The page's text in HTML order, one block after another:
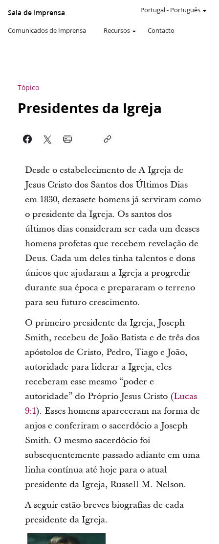
Sala de Imprensa
Comunicados de Imprensa Recursos Contacto
Portugal- Português
Tópico
Presidentes da Igreja
Desde o estabelecimento de A Igreja de
Jesus Cristo dos Santos dos Últimos Dias
em 1830, dezasete homens já serviram como
o presidente da Igreja. Os santos dos
últimos dias consideram ser cada um desses
homens profetas que recebem revelação de
Deus. Cada um deles tinha talentos e dons
únicos que ajudaram a Igreja a progredir
durante sua época e prepararam o terreno
para seu futuro crescimento.
O primeiro presidente da Igreja, Joseph
Smith, recebeu de João Batista e de três dos
apóstolos de Cristo, Pedro, Tiago e João,
autoridade para liderar a Igreja, eles
receberam esse mesmo “poder e
autoridade” do Próprio Jesus Cristo (Lucas
9:1). Esses homens apareceram na forma de
anjos e conferiram o sacerdócio a Joseph
Smith. O mesmo sacerdócio foi
subsequentemente passado adiante em uma
linha contínua até hoje para o atual
presidente da Igreja, Russell M. Nelson.
A seguir estão breves biografias de cada
presidente da Igreja.